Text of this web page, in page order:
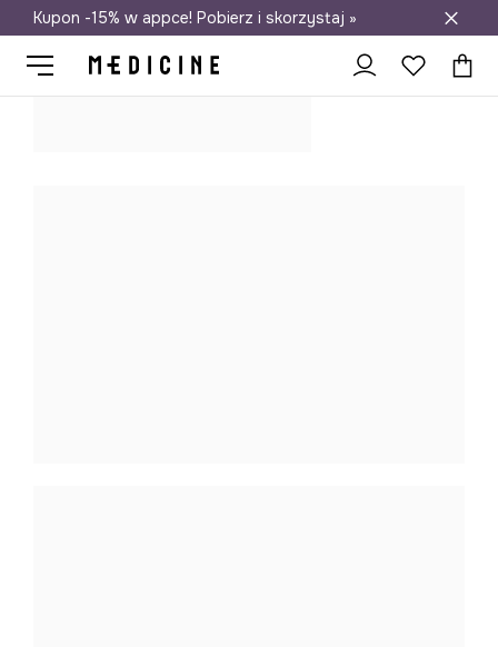
Darmowa dostawa do salonów
Kupon -15% w appce! Pobierz i skorzystaj »